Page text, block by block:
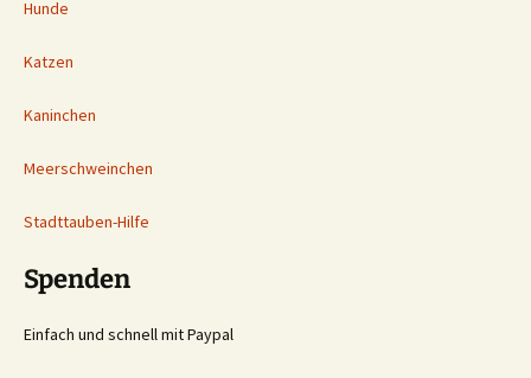
Hunde
Katzen
Kaninchen
Meerschweinchen
Stadttauben-Hilfe
Spenden
Einfach und schnell mit Paypal